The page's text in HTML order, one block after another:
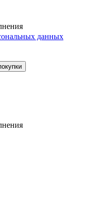
данных